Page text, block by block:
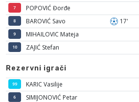
7 POPOVIĆ Đorđe
8 BAROVIĆ Savo 17'
9 MIHAILOVIC Mateja
10 ZAJIĆ Stefan
Rezervni igrači
99 KARIC Vasilije
6 SIMIJONOVIĆ Petar